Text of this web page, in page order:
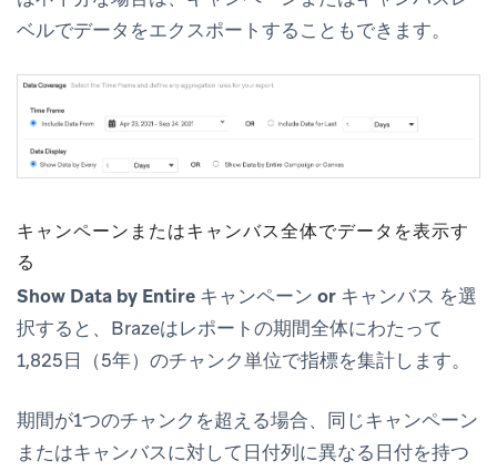
ベルでデータをエクスポートすることもできます。
キャンペーンまたはキャンバス全体でデータを表示す
る
Show Data by Entire キャンペーン or キャンバス を選
択すると、Brazeはレポートの期間全体にわたって
1,825日（5年）のチャンク単位で指標を集計します。
期間が1つのチャンクを超える場合、同じキャンペーン
またはキャンバスに対して日付列に異なる日付を持つ